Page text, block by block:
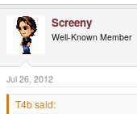
Screeny
Well-Known Member
Jul 26, 2012
T4b said: